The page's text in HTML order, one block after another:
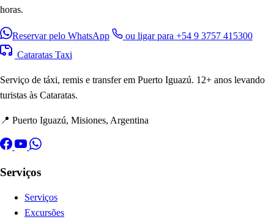
horas.
Reservar pelo WhatsApp
ou ligar para +54 9 3757 415300
Cataratas Taxi
Serviço de táxi, remis e transfer em Puerto Iguazú. 12+ anos levando
turistas às Cataratas.
📍 Puerto Iguazú, Misiones, Argentina
Serviços
Serviços
Excursões